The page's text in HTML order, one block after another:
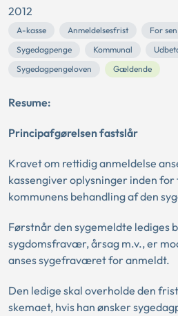
2012
A-kasse Anmeldelsesfrist For
Sygedagpenge
Kommunal
Sygedagpengeloven
Gældende
Resume:
Principafgørelsen fastslår
Kravet om rettidig anmeldelse
kassengiver oplysninger inden
kommunens behandling af den
Førstnår den sygemeldte lediges
sygdomsfravær, årsag m.v., er
anses sygefraværet for anmeldt.
Den ledige skal overholde den
skemaet, hvis han ønsker